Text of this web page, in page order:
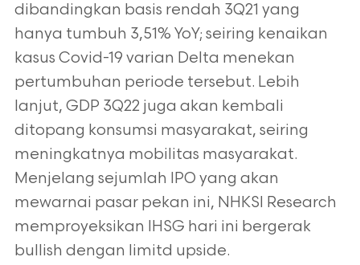
dibandingkan basis rendah 3Q21 yang
hanya tumbuh 3,51% YoY; seiring kenaikan
kasus Covid-19 varian Delta menekan
pertumbuhan periode tersebut. Lebih
lanjut, GDP 3Q22 juga akan kembali
ditopang konsumsi masyarakat, seiring
meningkatnya mobilitas masyarakat.
Menjelang sejumlah IPO yang akan
mewarnai pasar pekan ini, NHKSI Research
memproyeksikan IHSG hari ini bergerak
bullish dengan limitd upside.